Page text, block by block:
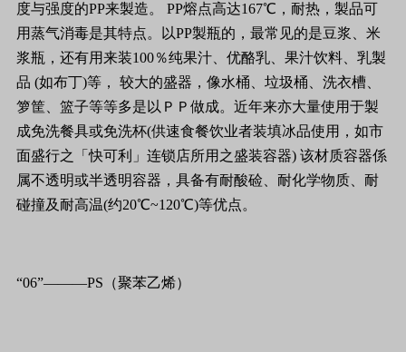
度与强度的PP来製造。 PP熔点高达167℃，耐热，製品可
用蒸气消毒是其特点。以PP製瓶的，最常见的是豆浆、米
浆瓶，还有用来装100％纯果汁、优酪乳、果汁饮料、乳製
品 (如布丁)等， 较大的盛器，像水桶、垃圾桶、洗衣槽、
箩筐、篮子等等多是以ＰＰ做成。近年来亦大量使用于製
成免洗餐具或免洗杯(供速食餐饮业者装填冰品使用，如市
面盛行之「快可利」连锁店所用之盛装容器) 该材质容器係
属不透明或半透明容器，具备有耐酸硷、耐化学物质、耐
碰撞及耐高温(约20℃~120℃)等优点。
“06”———PS（聚苯乙烯）